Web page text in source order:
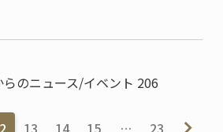
のニュース/イベント 206
13 14 15 … 23